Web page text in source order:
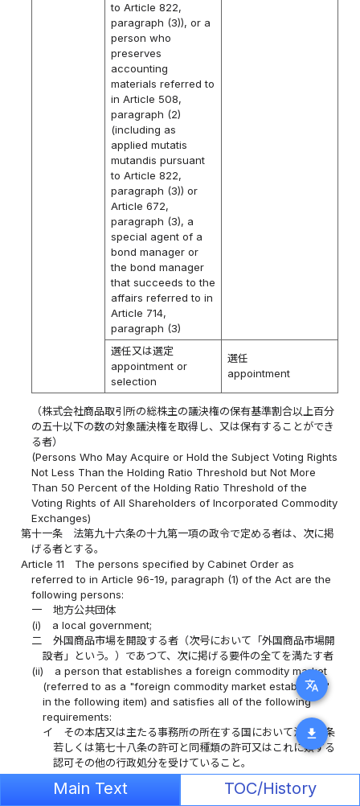
translate
download
to Article 822,
paragraph (3)), or a
person who
preserves
accounting
materials referred to
in Article 508,
paragraph (2)
(including as
applied mutatis
mutandis pursuant
to Article 822,
paragraph (3)) or
Article 672,
paragraph (3), a
special agent of a
bond manager or
the bond manager
that succeeds to the
affairs referred to in
Article 714,
paragraph (3)
選任又は選定
appointment or
selection
選任
appointment
（株式会社商品取引所の総株主の議決権の保有基準割合以上百分
の五十以下の数の対象議決権を取得し、又は保有することができ
る者）
(Persons Who May Acquire or Hold the Subject Voting Rights
Not Less Than the Holding Ratio Threshold but Not More
Than 50 Percent of the Holding Ratio Threshold of the
Voting Rights of All Shareholders of Incorporated Commodity
Exchanges)
第十一条
法第九十六条の十九第一項の政令で定める者は、次に掲
げる者とする。
Article 11
The persons specified by Cabinet Order as
referred to in Article 96-19, paragraph (1) of the Act are the
following persons:
一
地方公共団体
(i)
a local government;
二
外国商品市場を開設する者（次号において「外国商品市場開
設者」という。）であつて、次に掲げる要件の全てを満たす者
(ii)
a person that establishes a foreign commodity market
(referred to as a "foreign commodity market establisher"
in the following item) and satisfies all of the following
requirements:
イ
その本店又は主たる事務所の所在する国において法第九条
若しくは第七十八条の許可と同種類の許可又はこれに類する
認可その他の行政処分を受けていること。
(a)
the same type of license as a license under Article 9
or Article 78 of the Act or authorization similar to them,
Main Text TOC/History